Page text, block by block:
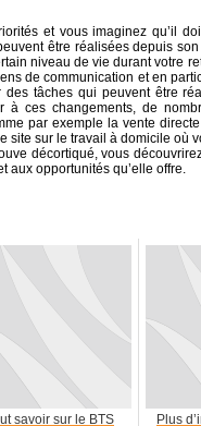
et vous imaginez qu’il
être réalisées depuis
niveau de vie durant votre
de communication et en
tâches qui peuvent être
à ces changements, de
par exemple la vente
site sur le travail à domicile où
décortiqué, vous
opportunités qu’elle offre.
savoir sur le BTS
Plus